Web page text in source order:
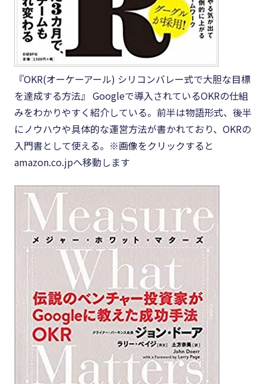
『OKR(オーケーアール) シリコンバレー式で大胆な目標
を達成する方法』 Googleで導入されているOKRの仕組
みをわかりやすく紹介している。前半は物語形式、後半
にノウハウや具体的な運営方法が書かれており、OKRの
入門書として使える。※画像をクリックすると
amazon.co.jpへ移動します